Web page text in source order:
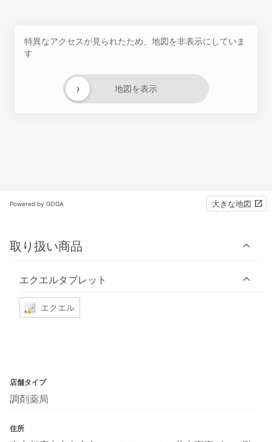
特異なアクセスが見られたため、地図を非表示にしていま
す
地図を表示
›
Powered by GOGA 大きな地図
取り扱い商品
エクエルタブレット
エクエル
店舗タイプ
調剤薬局
住所